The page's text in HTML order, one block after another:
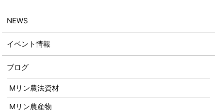
NEWS
イベント情報
ブログ
Mリン農法資材
Mリン農産物